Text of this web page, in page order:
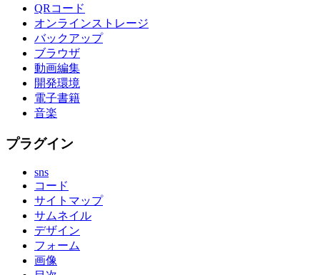
QRコード
オンラインストレージ
バックアップ
ブラウザ
動画編集
開発環境
電子書籍
音楽
プラグイン
sns
コード
サイトマップ
サムネイル
デザイン
フォーム
画像